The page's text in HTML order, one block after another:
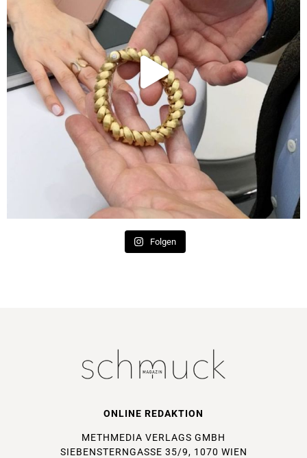
Folgen
ONLINE REDAKTION
METHMEDIA VERLAGS GMBH
SIEBENSTERNGASSE 35/9, 1070 WIEN